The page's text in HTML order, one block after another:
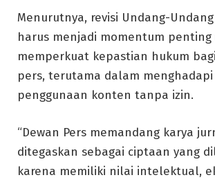
Menurutnya, revisi Undang-
harus menjadi momentum
memperkuat kepastian hukum
pers, terutama dalam
penggunaan konten tanpa izin.
“Dewan Pers memandang karya
ditegaskan sebagai ciptaan yang
karena memiliki nilai intelektual,